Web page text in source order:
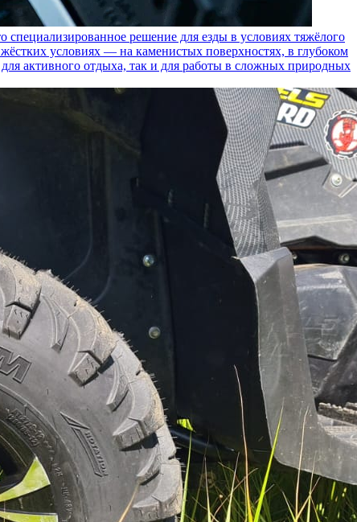
решение для езды в условиях тяжёлого
условиях — на каменистых поверхностях, в глубоком
активного отдыха, так и для работы в сложных природных